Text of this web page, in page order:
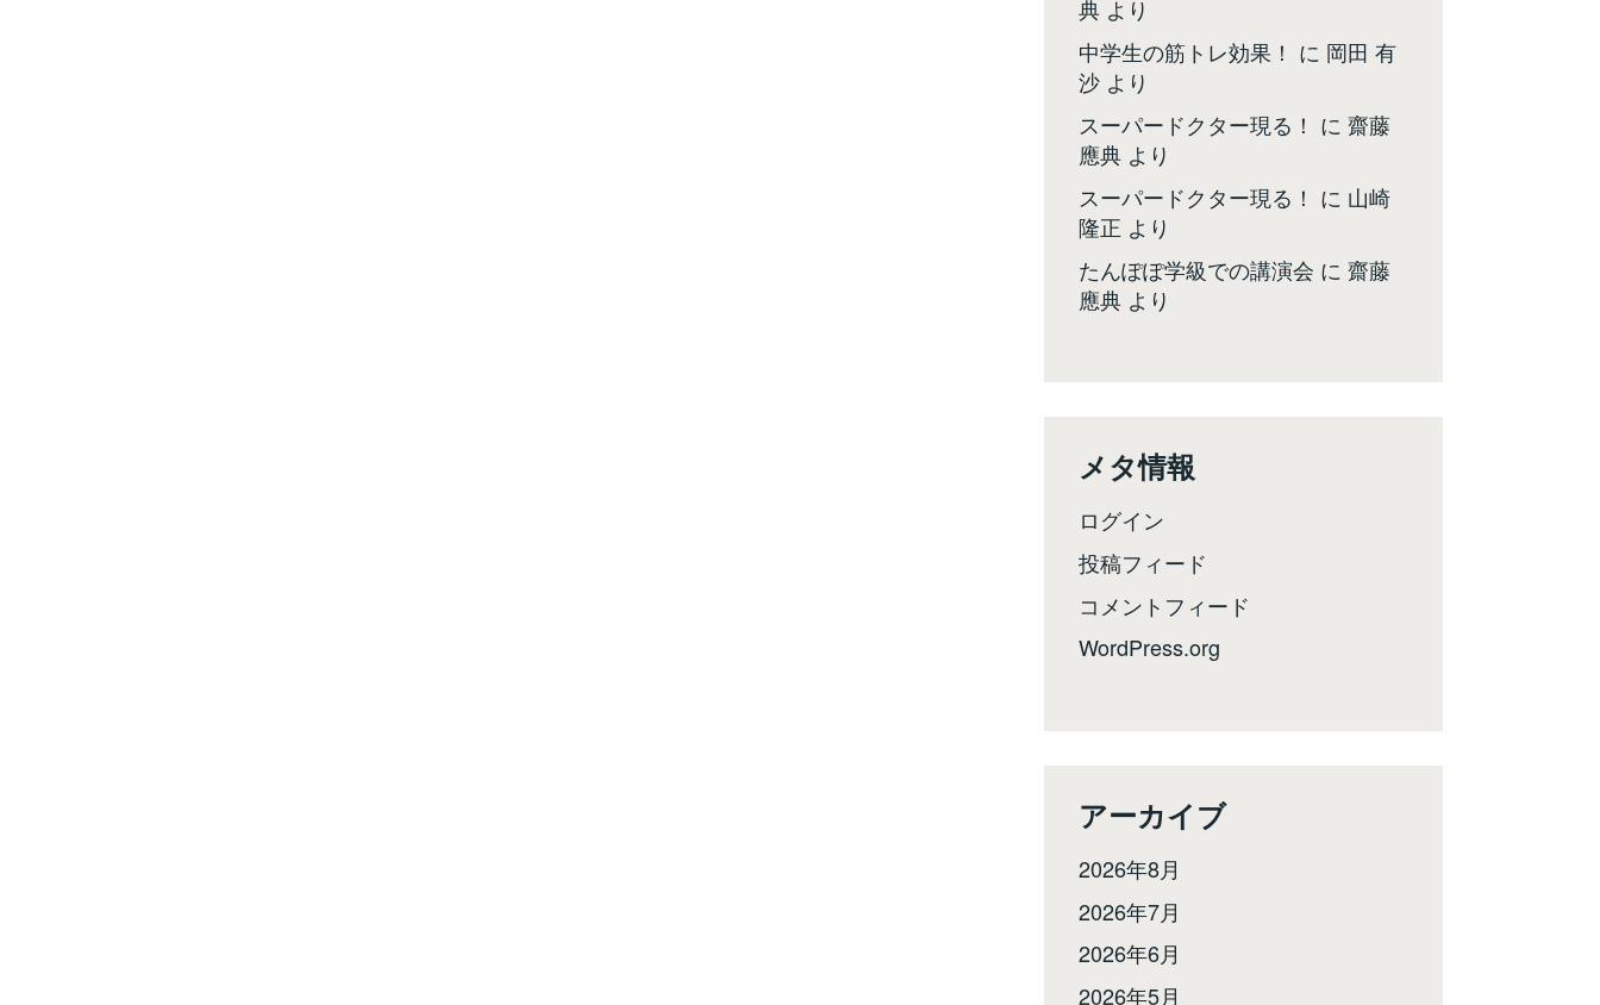
典 より
中学生の筋トレ効果！ に 岡田 有
沙 より
スーパードクター現る！ に 齋藤
應典 より
スーパードクター現る！ に 山崎
隆正 より
たんぽぽ学級での講演会 に 齋藤
應典 より
メタ情報
ログイン
投稿フィード
コメントフィード
WordPress.org
アーカイブ
2026年8月
2026年7月
2026年6月
2026年5月